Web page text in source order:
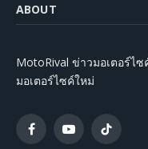
ABOUT
MotoRival ข่าวมอเตอร์ไ
มอเตอร์ไซค์ใหม่
FacebookYouTubeTikTok